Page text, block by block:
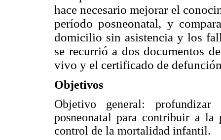
hace necesario mejorar el
período posneonatal, y
domicilio sin asistencia y los
se recurrió a dos documentos
vivo y el certificado de
Objetivos
Objetivo general:
posneonatal para contribuir a
control de la mortalidad infantil.